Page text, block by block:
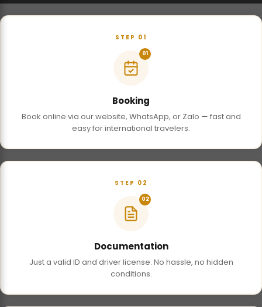
STEP 01
01
Booking
Book online via our website, WhatsApp, or Zalo — fast and
easy for international travelers.
STEP 02
02
Documentation
Just a valid ID and driver license. No hassle, no hidden
conditions.